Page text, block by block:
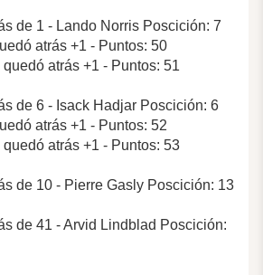
de 1 - Lando Norris Poscición: 7
atrás +1 - Puntos: 50
atrás +1 - Puntos: 51
de 6 - Isack Hadjar Poscición: 6
atrás +1 - Puntos: 52
atrás +1 - Puntos: 53
de 10 - Pierre Gasly Poscición: 13
de 41 - Arvid Lindblad Poscición: